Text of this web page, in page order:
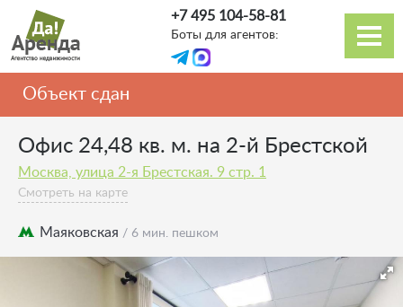
Перейти
основному
содержанию
Основная
навигация
+7 495 104-58-81
Боты для агентов:
Объект сдан
Офис 24,48 кв. м. на 2-й Брестской
Москва, улица 2-я Брестская. 9 стр. 1
Смотреть на карте
Маяковская / 6 мин. пешком